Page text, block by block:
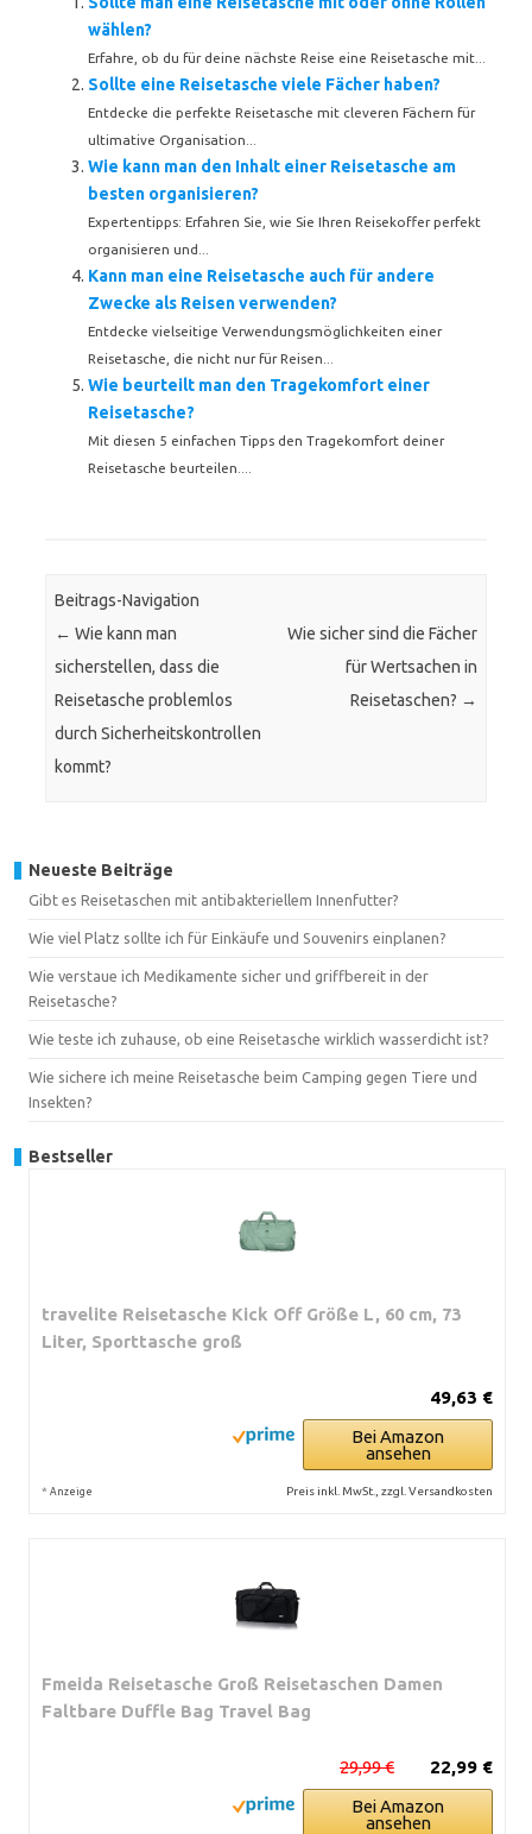
wählen?
Erfahre, ob du für deine nächste Reise eine Reisetasche mit...
Sollte eine Reisetasche viele Fächer haben?
Entdecke die perfekte Reisetasche mit cleveren Fächern für
ultimative Organisation...
Wie kann man den Inhalt einer Reisetasche am
besten organisieren?
Expertentipps: Erfahren Sie, wie Sie Ihren Reisekoffer perfekt
organisieren und...
Kann man eine Reisetasche auch für andere
Zwecke als Reisen verwenden?
Entdecke vielseitige Verwendungsmöglichkeiten einer
Reisetasche, die nicht nur für Reisen...
Wie beurteilt man den Tragekomfort einer
Reisetasche?
Mit diesen 5 einfachen Tipps den Tragekomfort deiner
Reisetasche beurteilen....
Beitrags-Navigation
← Wie kann man
sicherstellen, dass die
Reisetasche problemlos
durch Sicherheitskontrollen
kommt?
Wie sicher sind die Fächer
für Wertsachen in
Reisetaschen? →
Neueste Beiträge
Gibt es Reisetaschen mit antibakteriellem Innenfutter?
Wie viel Platz sollte ich für Einkäufe und Souvenirs einplanen?
Wie verstaue ich Medikamente sicher und griffbereit in der
Reisetasche?
Wie teste ich zuhause, ob eine Reisetasche wirklich wasserdicht ist?
Wie sichere ich meine Reisetasche beim Camping gegen Tiere und
Insekten?
Bestseller
travelite Reisetasche Kick Off Größe L, 60 cm, 73
Liter, Sporttasche groß
49,63 €
Bei Amazon
ansehen
* Anzeige Preis inkl. MwSt., zzgl. Versandkosten
Fmeida Reisetasche Groß Reisetaschen Damen
Faltbare Duffle Bag Travel Bag
22,99 €
29,99 €
Bei Amazon
ansehen